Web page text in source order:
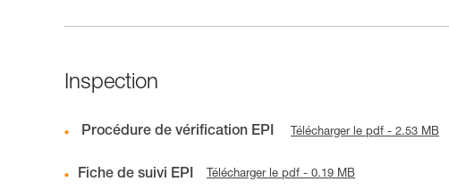
Inspection
Procédure de vérification EPI Télécharger le pdf - 2.53 MB
Fiche de suivi EPI Télécharger le pdf - 0.19 MB